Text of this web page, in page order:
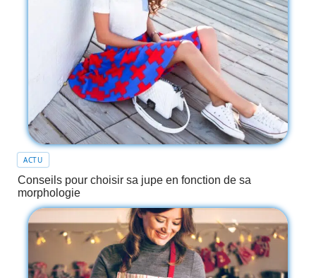
ACTU
Conseils pour choisir sa jupe en fonction de sa
morphologie